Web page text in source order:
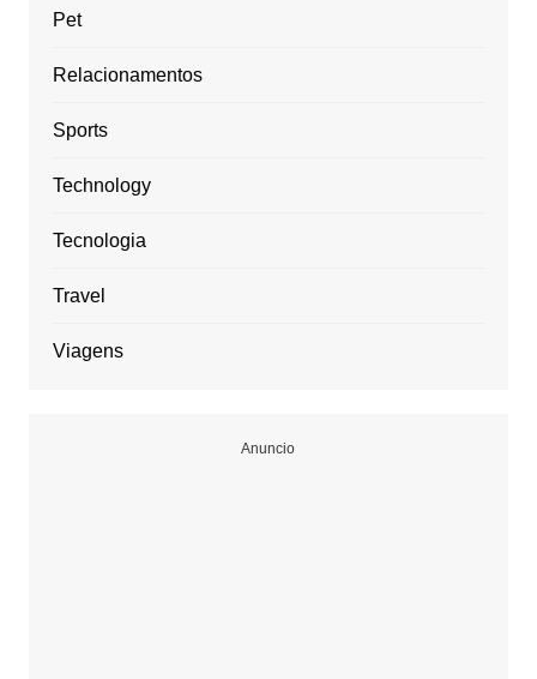
Pet
Relacionamentos
Sports
Technology
Tecnologia
Travel
Viagens
Anuncio